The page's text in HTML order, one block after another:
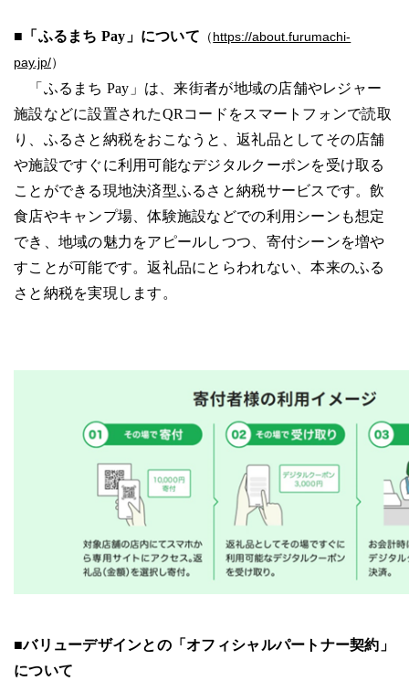
■「ふるまち Pay」について （ https://about.furumachi-
pay.jp/）
「ふるまち Pay」は、来街者が地域の店舗やレジャー
施設などに設置されたQRコードをスマートフォンで読取
り、ふるさと納税をおこなうと、返礼品としてその店舗
や施設ですぐに利用可能なデジタルクーポンを受け取る
ことができる現地決済型ふるさと納税サービスです。飲
食店やキャンプ場、体験施設などでの利用シーンも想定
でき、地域の魅力をアピールしつつ、寄付シーンを増や
すことが可能です。返礼品にとらわれない、本来のふる
さと納税を実現します。
■バリューデザインとの「オフィシャルパートナー契約」
について